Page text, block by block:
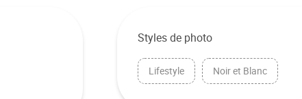
Styles de photo
Lifestyle Noir et Blanc